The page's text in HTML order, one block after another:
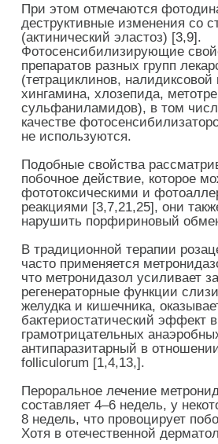
При этом отмечаются
деструктивные изменения со
(актинический эластоз) [3,9].
Фотосенсибилизирующие
препаратов разных групп
(тетрациклинов, налидиксовой
хингамина, хлозепида,
сульфаниламидов), в том
качестве
не используются.
Подобные свойства
побочное действие, которое
фототоксическими и
реакциями [3,7,21,25], они
нарушить порфириновый
В традиционной терапии
часто применяется
что метронидазол усиливает
регенераторные функции
желудка и кишечника,
бактериостатический эффект
грамотрицательных
антипаразитарный в
folliculorum [1,4,13,].
Пероральное лечение
составляет 4–6 недель, у
8 недель, что провоцирует
Хотя в отечественной